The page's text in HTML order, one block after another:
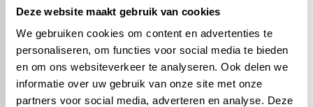
Deze website maakt gebruik van cookies
We gebruiken cookies om content en advertenties te
personaliseren, om functies voor social media te bieden
en om ons websiteverkeer te analyseren. Ook delen we
informatie over uw gebruik van onze site met onze
partners voor social media, adverteren en analyse. Deze
schemerschakelaar